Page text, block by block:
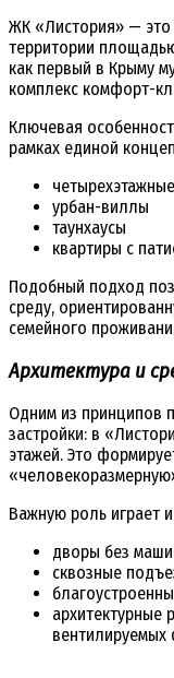
ЖК «Листория» — это
территории
как первый в Крыму
комплекс комфорт-
Ключевая
рамках единой
урбан-виллы
таунхаусы
квартиры с
Подобный подход
среду,
семейного
Архитектура и
Одним из принципов
застройки: в
этажей. Это
Важную роль играет
дворы без
сквозные
архитектурные
вентилируемых